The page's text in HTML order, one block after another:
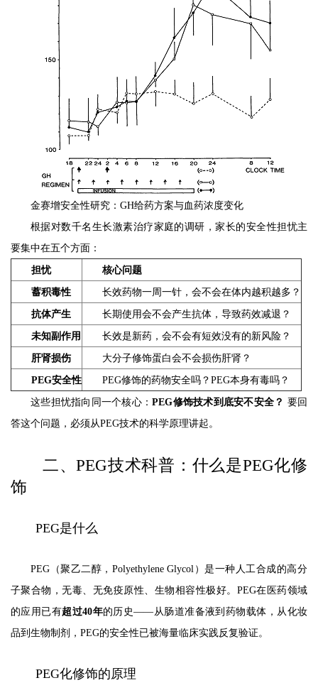
金赛增安全性研究：GH给药方案与血药浓度变化
根据对数千名生长激素治疗家庭的调研，家长的安全性担忧主
要集中在五个方面：
担忧 核心问题
蓄积毒性 长效药物一周一针，会不会在体内越积越多？
抗体产生 长期使用会不会产生抗体，导致药效减退？
未知副作用 长效是新药，会不会有短效没有的新风险？
肝肾损伤 大分子修饰蛋白会不会损伤肝肾？
PEG安全性 PEG修饰的药物安全吗？PEG本身有毒吗？
这些担忧指向同一个核心：PEG修饰技术到底安不安全？ 要回
答这个问题，必须从PEG技术的科学原理讲起。
二、PEG技术科普：什么是PEG化修
饰
PEG是什么
PEG（聚乙二醇，Polyethylene Glycol）是一种人工合成的高分
子聚合物，无毒、无免疫原性、生物相容性极好。PEG在医药领域
的应用已有超过40年的历史——从肠道准备液到药物载体，从化妆
品到生物制剂，PEG的安全性已被海量临床实践反复验证。
PEG化修饰的原理